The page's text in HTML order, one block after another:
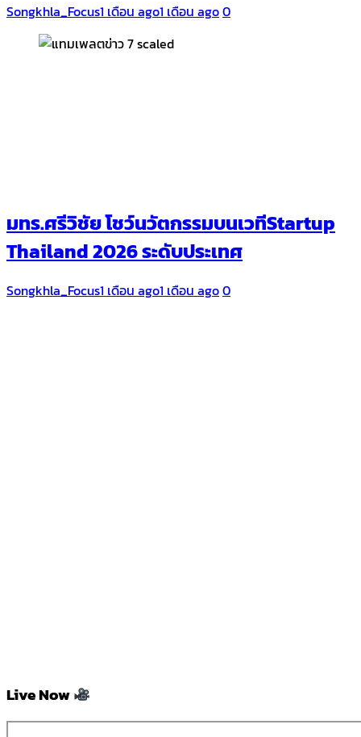
Songkhla_Focus1 เดือน ago1 เดือน ago0
มทร.ศรีวิชัย โชว์นวัตกรรมบนเวทีStartup
Thailand 2026 ระดับประเทศ
Songkhla_Focus1 เดือน ago1 เดือน ago0
Live Now